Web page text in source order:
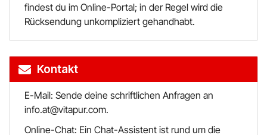
findest du im Online-Portal; in der Regel wird die
Rücksendung unkompliziert gehandhabt.
Kontakt
E-Mail: Sende deine schriftlichen Anfragen an
info.at@vitapur.com.
Online-Chat: Ein Chat-Assistent ist rund um die